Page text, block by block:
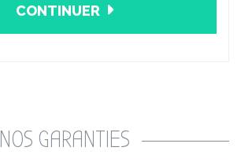
CONTINUER
NOS GARANTIES